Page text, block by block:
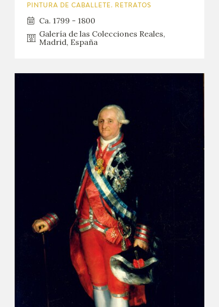
PINTURA DE CABALLETE. RETRATOS
Ca. 1799 - 1800
Galería de las Colecciones Reales,
Madrid, España